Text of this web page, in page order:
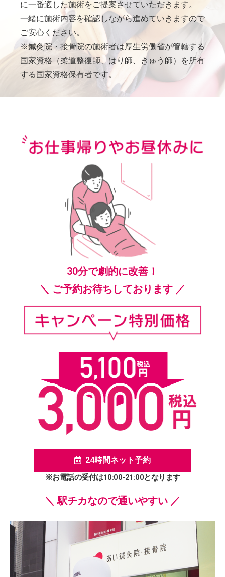
に一番適した施術をご提案させていただきます。
一緒に施術内容を確認しながら進めていきますので
ご安心ください。
※鍼灸院・接骨院の施術者は厚生労働省が管轄する
国家資格（柔道整復師、はり師、きゅう師）を所有
する国家資格保有者です。
30分で劇的に改善！
＼ ご予約お待ちしております ／
24時間ネット予約
※お電話の受付は10:00-21:00となります
＼ 駅チカなので通いやすい ／